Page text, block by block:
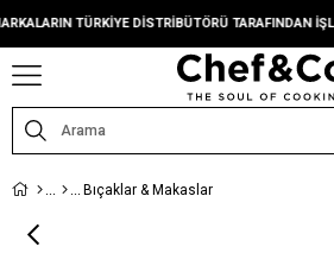
TÜRKIYE DISTRIBÜTÖRÜ TARAFINDAN
Bıçaklar & Makaslar